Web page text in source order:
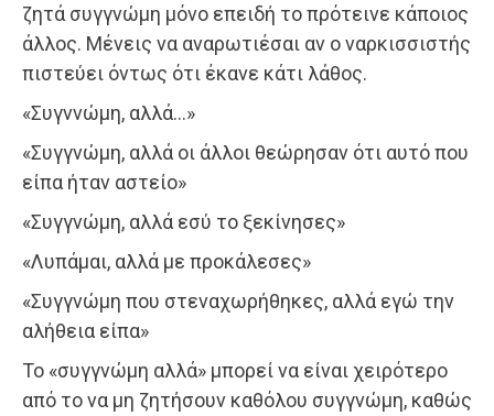
ζητά συγγνώμη μόνο επειδή το πρότεινε κάποιος
άλλος. Μένεις να αναρωτιέσαι αν ο ναρκισσιστής
πιστεύει όντως ότι έκανε κάτι λάθος.
«Συγννώμη, αλλά…»
«Συγγνώμη, αλλά οι άλλοι θεώρησαν ότι αυτό που
είπα ήταν αστείο»
«Συγγνώμη, αλλά εσύ το ξεκίνησες»
«Λυπάμαι, αλλά με προκάλεσες»
«Συγγνώμη που στεναχωρήθηκες, αλλά εγώ την
αλήθεια είπα»
Το «συγγνώμη αλλά» μπορεί να είναι χειρότερο
από το να μη ζητήσουν καθόλου συγγνώμη, καθώς